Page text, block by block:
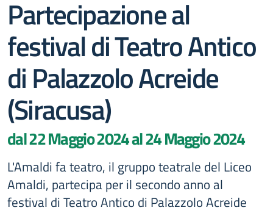
Partecipazione al
festival di Teatro Antico
di Palazzolo Acreide
(Siracusa)
dal 22 Maggio 2024 al 24 Maggio 2024
L'Amaldi fa teatro, il gruppo teatrale del Liceo
Amaldi, partecipa per il secondo anno al
festival di Teatro Antico di Palazzolo Acreide